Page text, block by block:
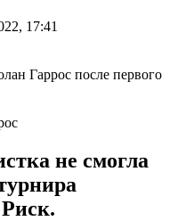
17:41
не смогла